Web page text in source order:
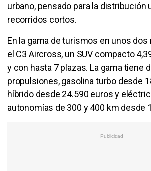
urbano, pensado para la distribución
recorridos cortos.
En la gama de turismos en unos
el C3 Aircross, un SUV compacto
y con hasta 7 plazas. La gama tiene
propulsiones, gasolina turbo desde
híbrido desde 24.590 euros y
autonomías de 300 y 400 km desde